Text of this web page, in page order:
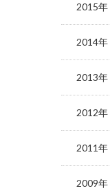
2015年
2014年
2013年
2012年
2011年
2009年